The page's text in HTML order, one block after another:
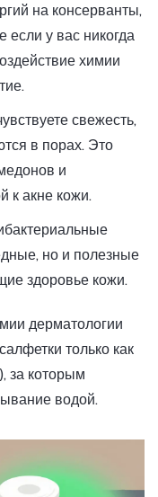
на консерванты,
если у вас никогда
химии
свежесть,
в порах. Это
и
к акне кожи.
но и полезные
здоровье кожи.
дерматологии
только как
за которым
водой.